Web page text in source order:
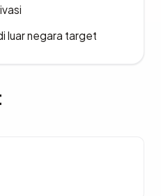
luar negara target